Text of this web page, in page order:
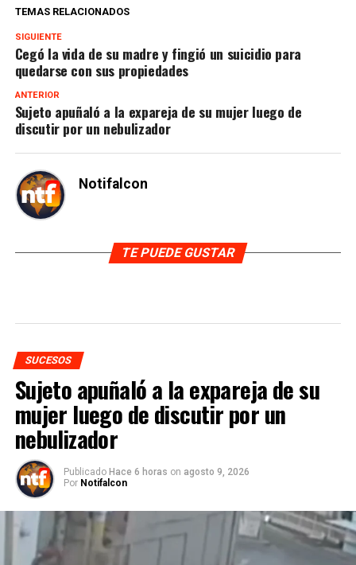
TEMAS RELACIONADOS
SIGUIENTE
Cegó la vida de su madre y fingió un suicidio para
quedarse con sus propiedades
ANTERIOR
Sujeto apuñaló a la expareja de su mujer luego de
discutir por un nebulizador
Notifalcon
TE PUEDE GUSTAR
SUCESOS
Sujeto apuñaló a la expareja de su
mujer luego de discutir por un
nebulizador
Publicado Hace 6 horas on agosto 9, 2026
Por Notifalcon